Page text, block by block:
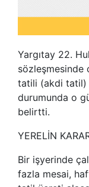
Yargıtay 22.
sözleşmesinde
tatili (akdi tatil)
durumunda o
belirtti.
YERELİN
Bir işyerinde
fazla mesai,